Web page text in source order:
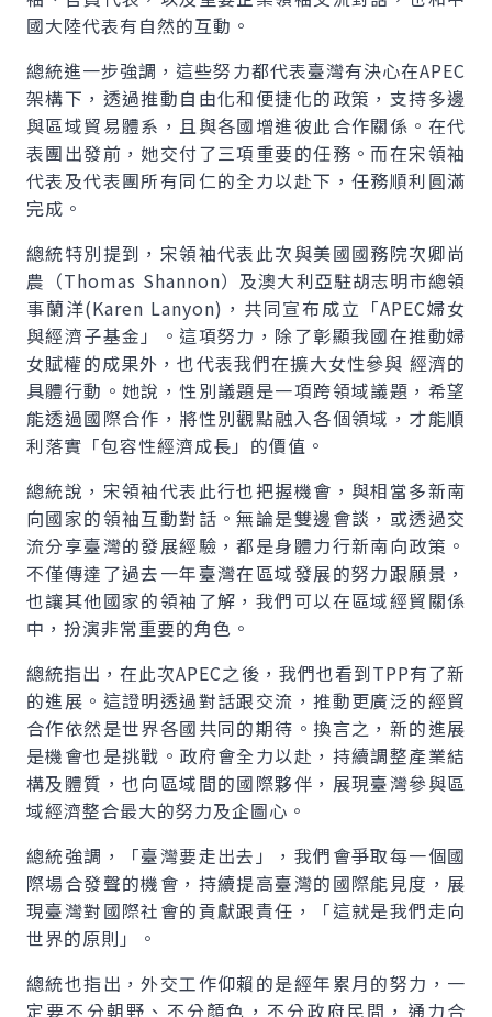
國大陸代表有自然的互動。
總統進一步強調，這些努力都代表臺灣有決心在APEC
架構下，透過推動自由化和便捷化的政策，支持多邊
與區域貿易體系，且與各國增進彼此合作關係。在代
表團出發前，她交付了三項重要的任務。而在宋領袖
代表及代表團所有同仁的全力以赴下，任務順利圓滿
完成。
總統特別提到，宋領袖代表此次與美國國務院次卿尚
農（Thomas Shannon）及澳大利亞駐胡志明市總領
事蘭洋(Karen Lanyon)，共同宣布成立「APEC婦女
與經濟子基金」。這項努力，除了彰顯我國在推動婦
女賦權的成果外，也代表我們在擴大女性參與 經濟的
具體行動。她說，性別議題是一項跨領域議題，希望
能透過國際合作，將性別觀點融入各個領域，才能順
利落實「包容性經濟成長」的價值。
總統說，宋領袖代表此行也把握機會，與相當多新南
向國家的領袖互動對話。無論是雙邊會談，或透過交
流分享臺灣的發展經驗，都是身體力行新南向政策。
不僅傳達了過去一年臺灣在區域發展的努力跟願景，
也讓其他國家的領袖了解，我們可以在區域經貿關係
中，扮演非常重要的角色。
總統指出，在此次APEC之後，我們也看到TPP有了新
的進展。這證明透過對話跟交流，推動更廣泛的經貿
合作依然是世界各國共同的期待。換言之，新的進展
是機會也是挑戰。政府會全力以赴，持續調整產業結
構及體質，也向區域間的國際夥伴，展現臺灣參與區
域經濟整合最大的努力及企圖心。
總統強調，「臺灣要走出去」，我們會爭取每一個國
際場合發聲的機會，持續提高臺灣的國際能見度，展
現臺灣對國際社會的貢獻跟責任，「這就是我們走向
世界的原則」。
總統也指出，外交工作仰賴的是經年累月的努力，一
定要不分朝野、不分顏色，不分政府民間，通力合